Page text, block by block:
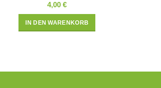
4,00€
IN DEN WARENKORB